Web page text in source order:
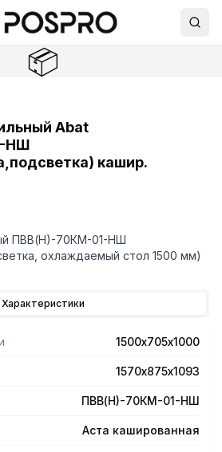
📦
Abat
НШ
кашир.
ПВВ(Н)-70КМ-01-НШ
охлаждаемый стол 1500 мм)
Характеристики
1500х705х1000
1570х875х1093
ПВВ(Н)-70КМ-01-НШ
Аста кашированная